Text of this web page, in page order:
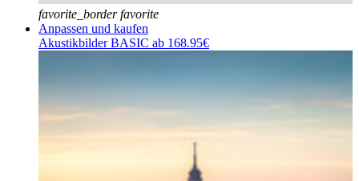
favorite_border favorite
Anpassen und kaufen
Akustikbilder BASIC ab 168.95€